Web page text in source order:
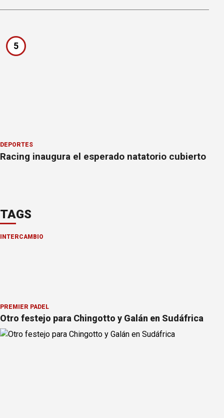
5
DEPORTES
Racing inaugura el esperado natatorio cubierto
TAGS
INTERCAMBIO
PREMIER PÁDEL
Otro festejo para Chingotto y Galán en Sudáfrica